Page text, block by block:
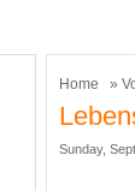
Home »
Sunday,